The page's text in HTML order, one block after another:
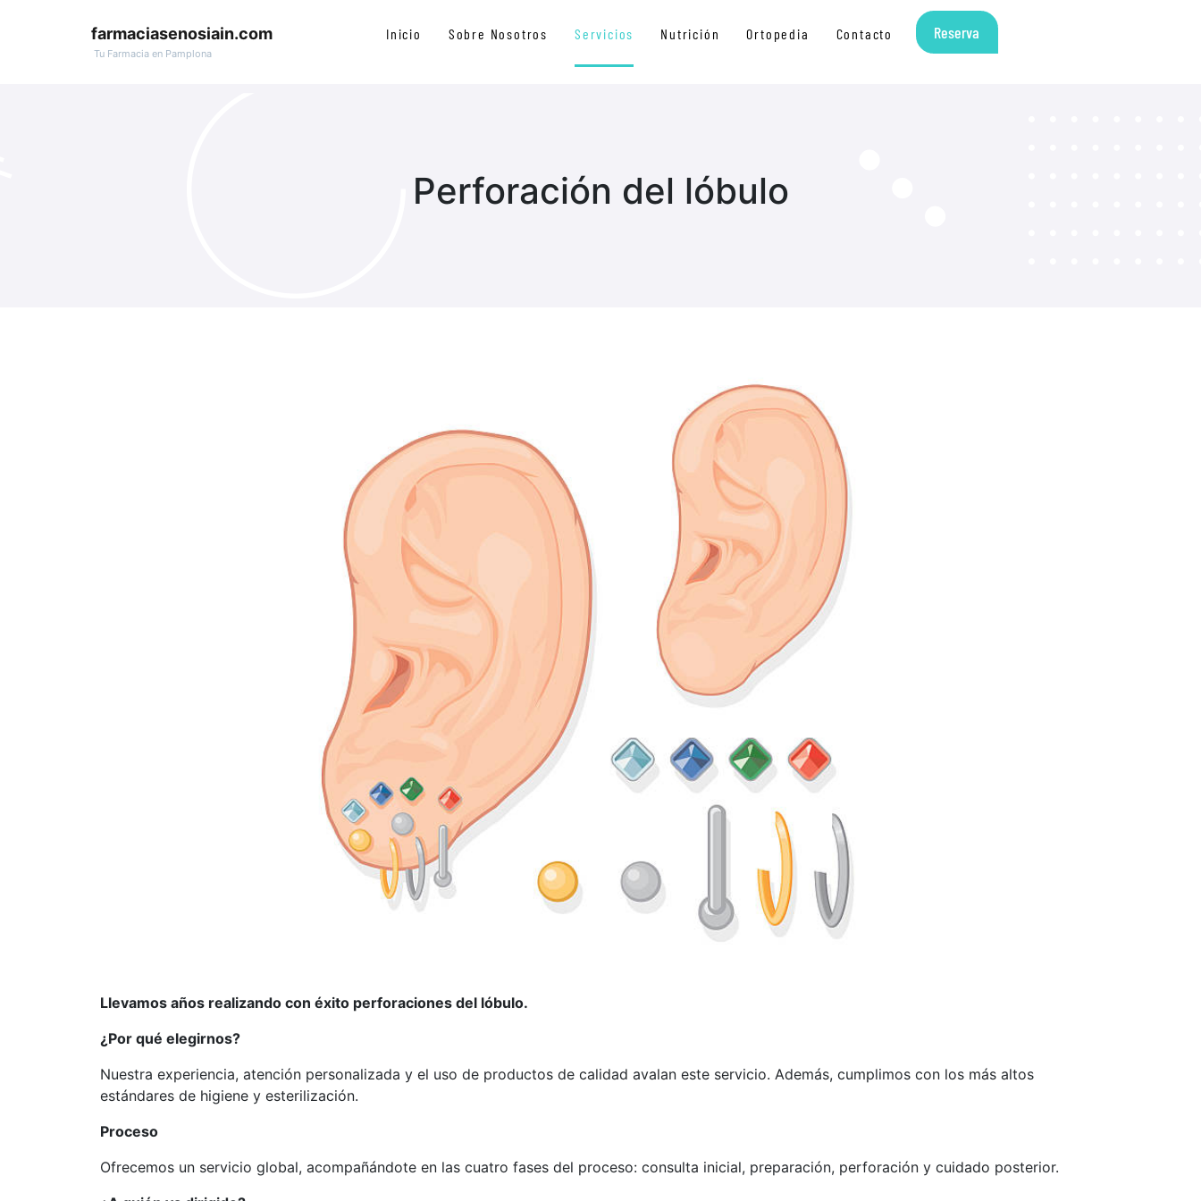
farmaciasenosiain.com
Tu Farmacia en Pamplona
Inicio Sobre Nosotros Servicios Nutrición Ortopedia Contacto Reserva
Perforación del lóbulo
Llevamos años realizando con éxito perforaciones del lóbulo.
¿Por qué elegirnos?
Nuestra experiencia, atención personalizada y el uso de productos de calidad avalan este servicio. Además, cumplimos con los más altos
estándares de higiene y esterilización.
Proceso
Ofrecemos un servicio global, acompañándote en las cuatro fases del proceso: consulta inicial, preparación, perforación y cuidado posterior.